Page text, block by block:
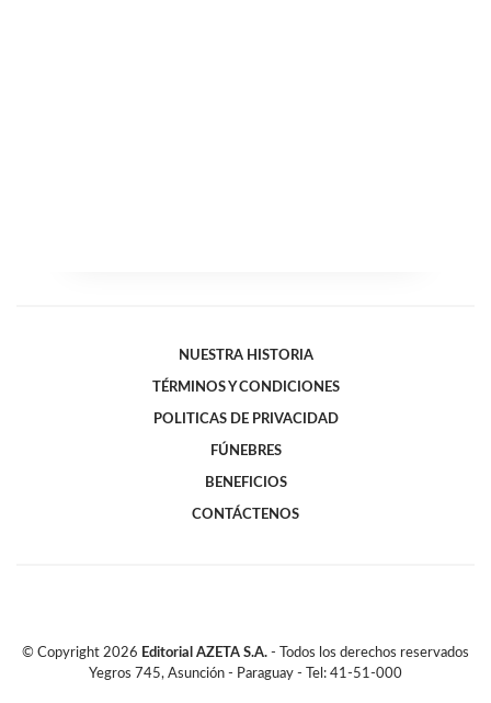
NUESTRA HISTORIA
TÉRMINOS Y CONDICIONES
POLITICAS DE PRIVACIDAD
FÚNEBRES
BENEFICIOS
CONTÁCTENOS
© Copyright 2026 Editorial AZETA S.A. - Todos los derechos reservados
Yegros 745, Asunción - Paraguay - Tel: 41-51-000